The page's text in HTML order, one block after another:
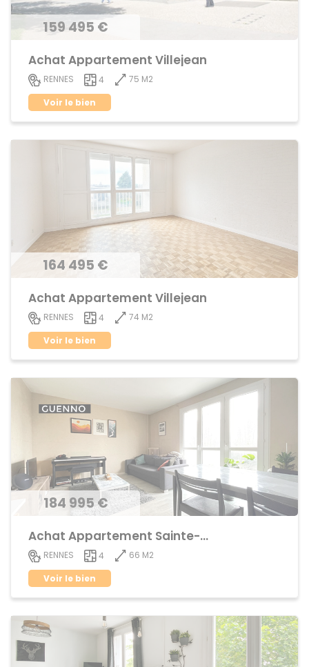
159 495 €
Achat Appartement Villejean
RENNES 4
75 M2
Voir le bien
164 495 €
Achat Appartement Villejean
RENNES 4
74 M2
Voir le bien
184 995 €
Achat Appartement Sainte-Thérèse
RENNES 4
66 M2
Voir le bien